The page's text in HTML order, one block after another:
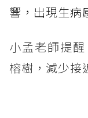
響，出現生病
小孟老師提
榕樹，減少接